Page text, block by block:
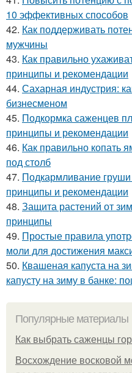
10 эффективных способов
42. Как поддерживать
мужчины
43. Как правильно
принципы и рекомендации
44. Сахарная индустрия:
бизнесменом
45. Подкормка саженцев
принципы и рекомендации
46. Как правильно копать
под столб
47. Подкармливание
принципы и рекомендации
48. Защита растений от
принципы
49. Простые правила
моли для достижения
50. Квашеная капуста на
капусту на зиму в банке:
Популярные материалы
Как выбрать саженцы
Восхождение восковой